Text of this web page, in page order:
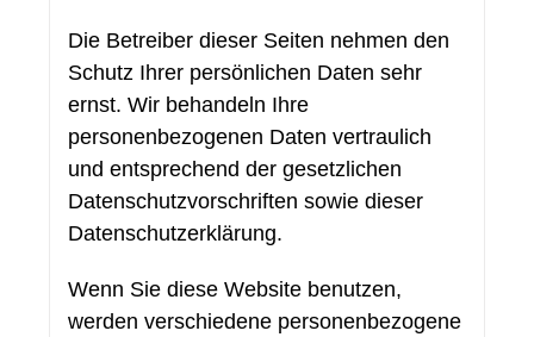
Die Betreiber dieser Seiten nehmen den
Schutz Ihrer persönlichen Daten sehr
ernst. Wir behandeln Ihre
personenbezogenen Daten vertraulich
und entsprechend der gesetzlichen
Datenschutzvorschriften sowie dieser
Datenschutzerklärung.
Wenn Sie diese Website benutzen,
werden verschiedene personenbezogene